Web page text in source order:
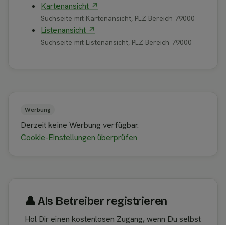
Kartenansicht ↗
Suchseite mit Kartenansicht, PLZ Bereich 79000
Listenansicht ↗
Suchseite mit Listenansicht, PLZ Bereich 79000
Werbung
Derzeit keine Werbung verfügbar.
Cookie-Einstellungen überprüfen
👤︎ Als Betreiber registrieren
Hol Dir einen kostenlosen Zugang, wenn Du selbst